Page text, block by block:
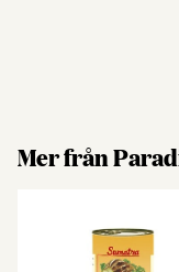
Mer från